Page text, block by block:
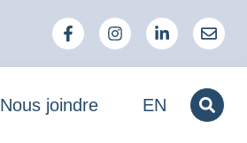
Nous joindre EN